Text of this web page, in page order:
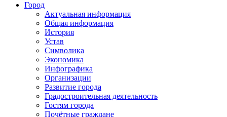
Город
Актуальная информация
Общая информация
История
Устав
Символика
Экономика
Инфографика
Организации
Развитие города
Градостроительная деятельность
Гостям города
Почётные граждане